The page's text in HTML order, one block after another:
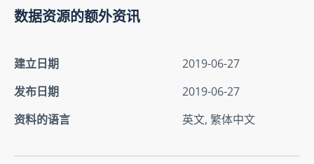
数据资源的额外资讯
建立日期
2019-06-27
发布日期
2019-06-27
资料的语言
英文, 繁体中文